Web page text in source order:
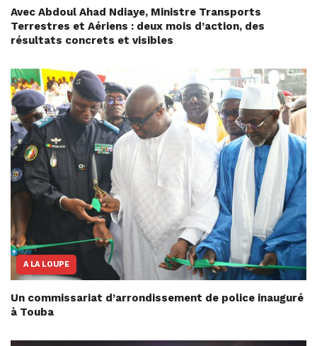
Avec Abdoul Ahad Ndiaye, Ministre Transports
Terrestres et Aériens : deux mois d’action, des
résultats concrets et visibles
A LA LOUPE
Un commissariat d’arrondissement de police inauguré
à Touba